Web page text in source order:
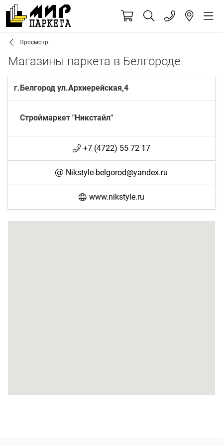
Просмотр
Магазины паркета в Белгороде
г.Белгород ул.Архиерейская,4
Cтроймаркет "Никстайл"
+7 (4722) 55 72 17
Nikstyle-belgorod@yandex.ru
www.nikstyle.ru